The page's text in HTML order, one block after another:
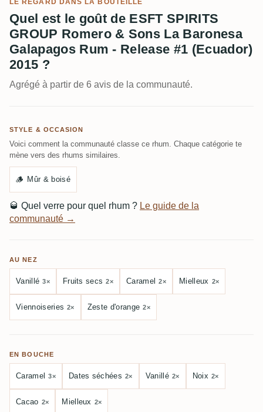
LE REGARD DANS LA BOUTEILLE
Quel est le goût de ESFT SPIRITS
GROUP Romero & Sons La Baronesa
Galapagos Rum - Release #1 (Ecuador)
2015 ?
Agrégé à partir de 6 avis de la communauté.
STYLE & OCCASION
Voici comment la communauté classe ce rhum. Chaque catégorie te
mène vers des rhums similaires.
🪵 Mûr & boisé
🥃 Quel verre pour quel rhum ? Le guide de la
communauté →
AU NEZ
Vanillé 3× Fruits secs 2× Caramel 2× Mielleux 2×
Viennoiseries 2× Zeste d'orange 2×
EN BOUCHE
Caramel 3× Dates séchées 2× Vanillé 2× Noix 2×
Cacao 2× Mielleux 2×